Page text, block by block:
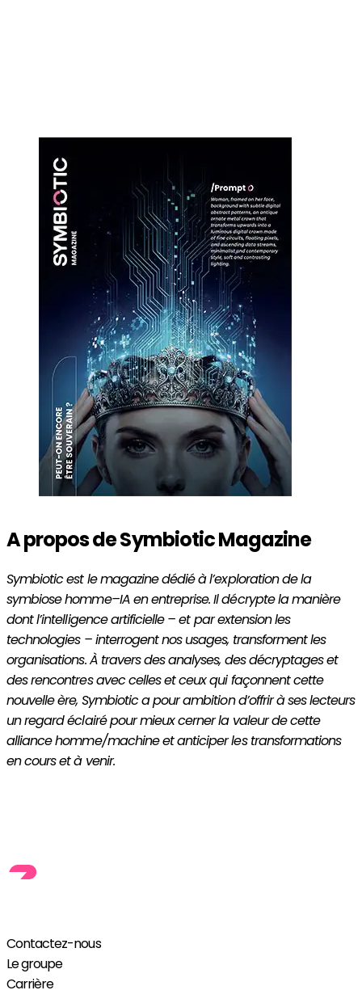
A propos de Symbiotic Magazine
Symbiotic est le magazine dédié à l’exploration de la
symbiose homme–IA en entreprise. Il décrypte la manière
dont l’intelligence artificielle – et par extension les
technologies – interrogent nos usages, transforment les
organisations. À travers des analyses, des décryptages et
des rencontres avec celles et ceux qui façonnent cette
nouvelle ère, Symbiotic a pour ambition d’offrir à ses lecteurs
un regard éclairé pour mieux cerner la valeur de cette
alliance homme/machine et anticiper les transformations
en cours et à venir.
Contactez-nous
Le groupe
Carrière